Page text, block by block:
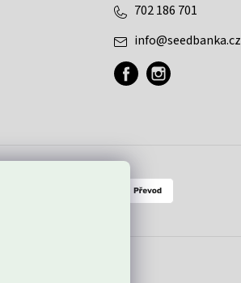
info@seedbanka.cz
702 186 701